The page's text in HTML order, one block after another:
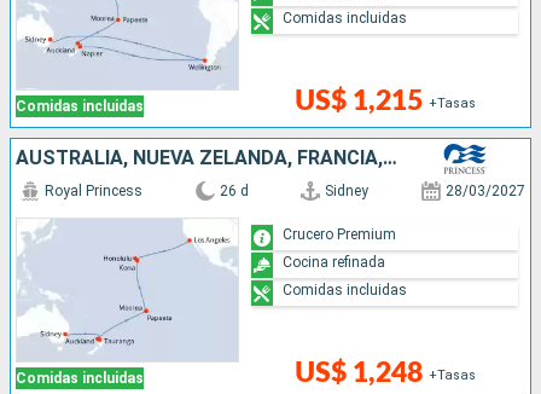
Comidas incluidas US$ 1,215 +Tasas
Comidas incluidas
AUSTRALIA, NUEVA ZELANDA, FRANCIA, ESTADOS UNIDOS
Comidas incluidas
Royal Princess 26 d Sidney 28/03/2027
US$ 1,248 +Tasas
Crucero Premium
Cocina refinada
Comidas incluidas